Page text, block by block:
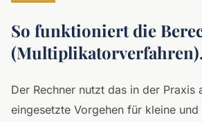
So funktioniert die
Der Rechner nutzt das in der Praxis
eingesetzte Vorgehen für kleine